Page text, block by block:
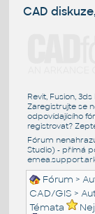
CAD
Revit, Fusion,
Zaregistrujte se
odpovídajícího
registrovat?
Fórum
Studio) - přímá
Fórum >
CAD/GIS >
Témata